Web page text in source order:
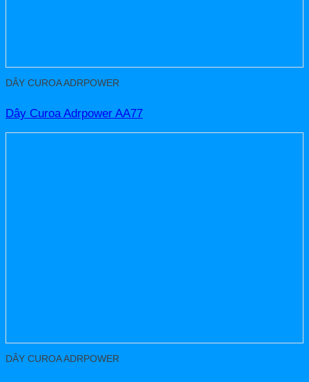
DÂY CUROA ADRPOWER
Dây Curoa Adrpower AA77
DÂY CUROA ADRPOWER